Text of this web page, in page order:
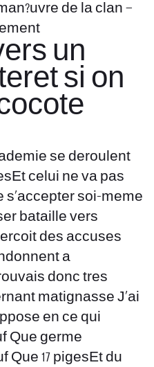
de la clan –
un
si on
se deroulent
celui ne va pas
soi-meme
bataille vers
des accuses
a
donc tres
matignasse J’ai
en ce qui
Que germe
17 pigesEt du